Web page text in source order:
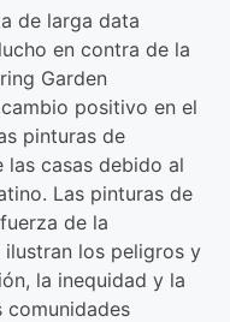
de larga data
en contra de la
Garden
positivo en el
pinturas de
las casas debido al
Las pinturas de
de la
los peligros y
la inequidad y la
comunidades